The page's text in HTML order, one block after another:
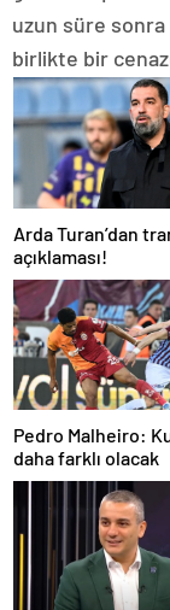
uzun süre
birlikte bir
Arda Turan’dan
açıklaması!
Pedro Malheiro:
daha farklı olacak